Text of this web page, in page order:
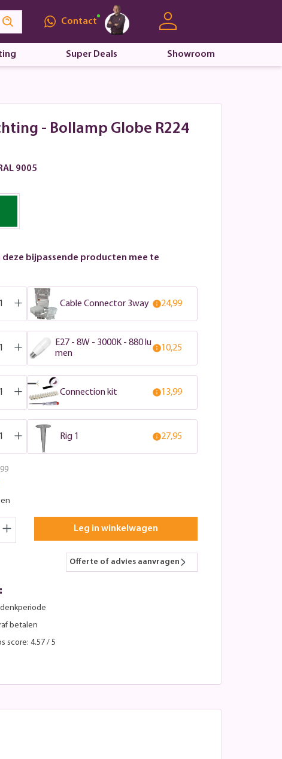
Contact
Super Deals Showroom
- Bollamp Globe R224
9005
deze bijpassende producten mee te
Cable Connector 3way 24,99
E27 - 8W - 3000K - 880 lu
men
10,25
Connection kit 13,99
Rig 1 27,95
Leg in winkelwagen
Offerte of advies aanvragen
betalen
score: 4.57 / 5